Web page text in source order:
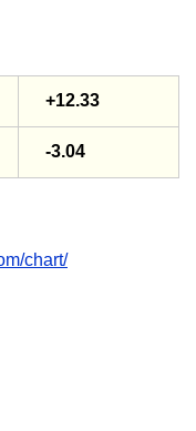
+12.33
-3.04
chart/